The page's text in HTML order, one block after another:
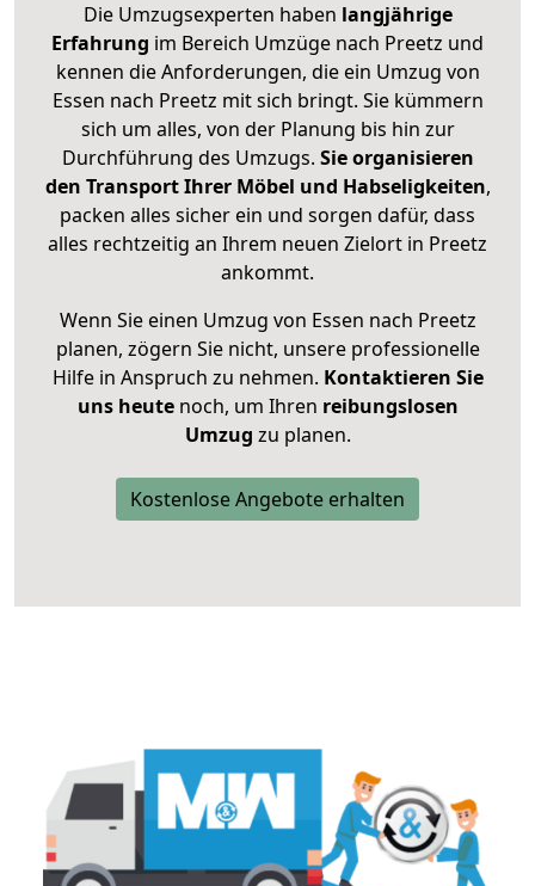
Die Umzugsexperten haben langjährige
Erfahrung im Bereich Umzüge nach Preetz und
kennen die Anforderungen, die ein Umzug von
Essen nach Preetz mit sich bringt. Sie kümmern
sich um alles, von der Planung bis hin zur
Durchführung des Umzugs. Sie organisieren
den Transport Ihrer Möbel und Habseligkeiten,
packen alles sicher ein und sorgen dafür, dass
alles rechtzeitig an Ihrem neuen Zielort in Preetz
ankommt.
Wenn Sie einen Umzug von Essen nach Preetz
planen, zögern Sie nicht, unsere professionelle
Hilfe in Anspruch zu nehmen. Kontaktieren Sie
uns heutenoch, um Ihren reibungslosen
Umzug zu planen.
Kostenlose Angebote erhalten